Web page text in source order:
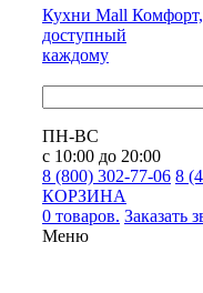
Кухни Mall Комфорт,
доступный
каждому
ПН-ВС
с 10:00 до 20:00
8 (800) 302-77-06 8
КОРЗИНА
0 товаров. Заказать
Меню